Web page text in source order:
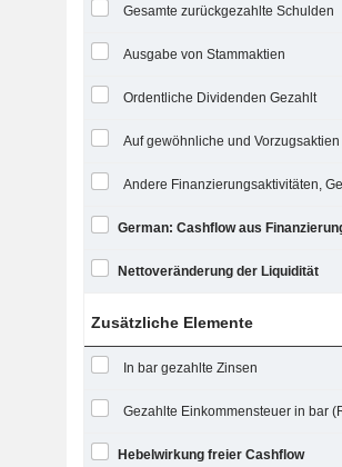
Gesamte zurückgezahlte Schulden
Ausgabe von Stammaktien
Ordentliche Dividenden Gezahlt
Nettoveränderung der Liquidität
Zusätzliche Elemente
In bar gezahlte Zinsen
Hebelwirkung freier Cashflow